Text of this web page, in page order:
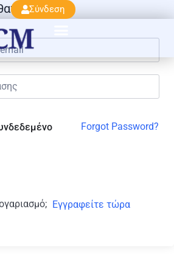
Σύνδεση
πάλι!
Forgot Password?
Εγγραφείτε τώρα